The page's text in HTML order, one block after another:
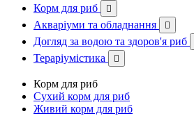
Корм для риб

Акваріуми та обладнання 
Догляд за водою та здоров'я риб
Тераріумістика 
Корм для риб
Сухий корм для риб
Живий корм для риб